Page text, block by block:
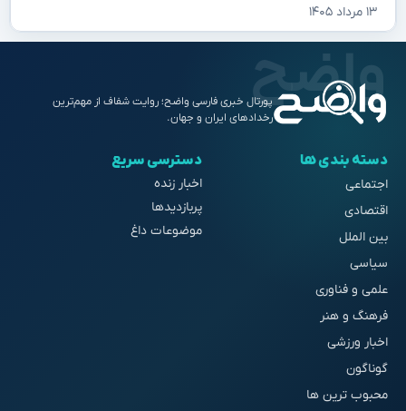
۱۳ مرداد ۱۴۰۵
پورتال خبری فارسی واضح؛ روایت شفاف از مهم‌ترین
رخدادهای ایران و جهان.
دسته بندی ها
اجتماعی
اقتصادی
بین الملل
سیاسی
علمی و فناوری
فرهنگ و هنر
اخبار ورزشی
گوناگون
محبوب ترین ها
دسترسی سریع
اخبار زنده
پربازدیدها
موضوعات داغ